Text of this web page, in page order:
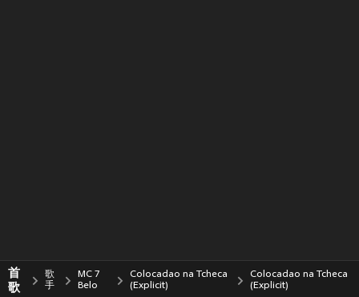
首
歌
歌
手
MC 7
Belo
Colocadao na Tcheca
(Explicit)
Colocadao na Tcheca
(Explicit)